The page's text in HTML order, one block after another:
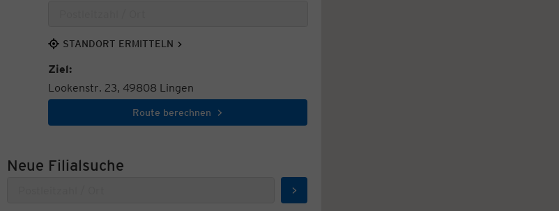
STANDORT ERMITTELN
Ziel:
Lookenstr. 23, 49808 Lingen
Route berechnen
Neue Filialsuche
Suchen